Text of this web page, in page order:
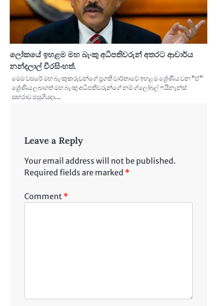
ලෝකයේ ඉහළම මහ බැංකු අධිපතිවරුන් අතරට ආචාර්ය
නන්දලාල් වීරසිංහත්.
මෙම වසරේ මහ බැංකුකරුවන්ගේ ප්‍රගති වාර්තාවේ ඉහළම ශ්‍රේණිය වන “ඒ”
ශ්‍රේණිය ලබාගත් මහ බැංකු අධිපතිවරුන්ගේ නම් ග්ලෝබල් ෆයිනෑන්ස්
සඟරාව පසුගියදා…
Leave a Reply
Your email address will not be published.
Required fields are marked *
Comment *